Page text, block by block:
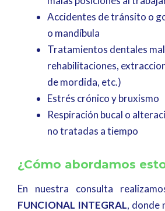
Accidentes de tránsito o
o mandíbula
Tratamientos dentales
rehabilitaciones,
de mordida, etc.)
Estrés crónico y bruxismo
Respiración bucal o
no tratadas a tiempo
¿Cómo abordamos
En nuestra consulta
FUNCIONAL INTEGRAL, donde